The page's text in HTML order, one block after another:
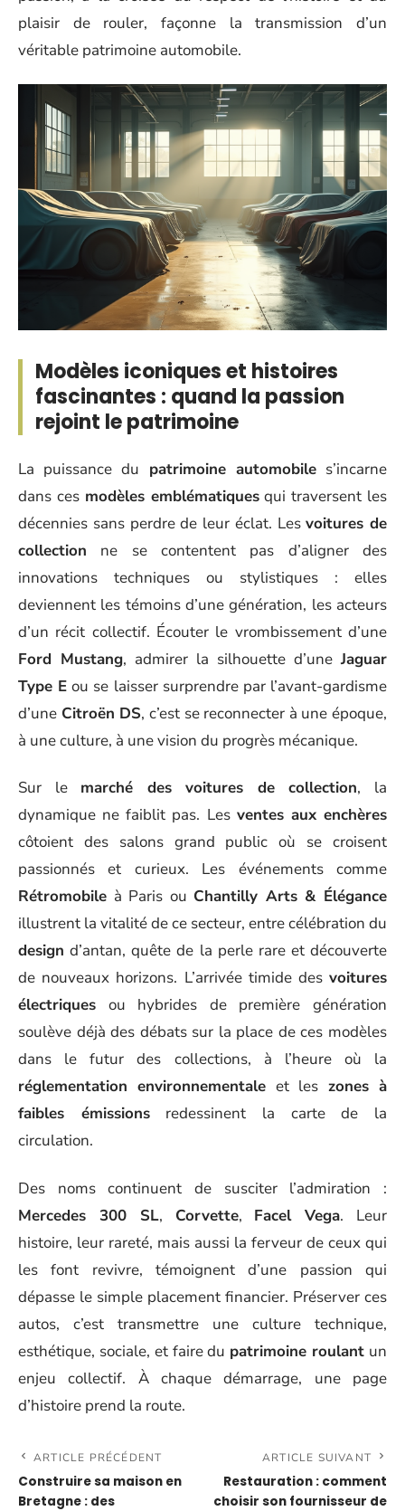
plaisir de rouler, façonne la transmission d’un
véritable patrimoine automobile.
Modèles iconiques et histoires
fascinantes : quand la passion
rejoint le patrimoine
La puissance du patrimoine automobiles’incarne
dans ces modèles emblématiquesqui traversent les
décennies sans perdre de leur éclat. Lesvoitures de
collection ne se contentent pas d’aligner des
innovations techniques ou stylistiques : elles
deviennent les témoins d’une génération, les acteurs
d’un récit collectif. Écouter le vrombissement d’une
Ford Mustang, admirer la silhouette d’une Jaguar
Type E ou se laisser surprendre par l’avant-gardisme
d’une Citroën DS, c’est se reconnecter à une époque,
à une culture, à une vision du progrès mécanique.
Sur le marché des voitures de collection, la
dynamique ne faiblit pas. Les ventes aux enchères
côtoient des salons grand public où se croisent
passionnés et curieux. Les événements comme
Rétromobile à Paris ou Chantilly Arts & Élégance
illustrent la vitalité de ce secteur, entre célébration du
design d’antan, quête de la perle rare et découverte
de nouveaux horizons. L’arrivée timide des voitures
électriques ou hybrides de première génération
soulève déjà des débats sur la place de ces modèles
dans le futur des collections, à l’heure où la
réglementation environnementale et les zones à
faibles émissionsredessinent la carte de la
circulation.
Des noms continuent de susciter l’admiration :
Mercedes 300 SL, Corvette, Facel Vega. Leur
histoire, leur rareté, mais aussi la ferveur de ceux qui
les font revivre, témoignent d’une passion qui
dépasse le simple placement financier. Préserver ces
autos, c’est transmettre une culture technique,
esthétique, sociale, et faire du patrimoine roulant un
enjeu collectif. À chaque démarrage, une page
d’histoire prend la route.
ARTICLE PRÉCÉDENT
Construire sa maison en
Bretagne : des
ARTICLE SUIVANT
Restauration : comment
choisir son fournisseur de